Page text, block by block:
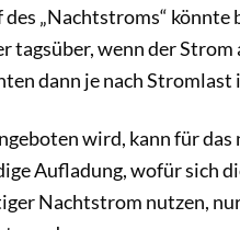
„Nachtstroms“
wenn der
dann je nach
wird, kann für
Aufladung, wofür sich
Nachtstrom nutzen,